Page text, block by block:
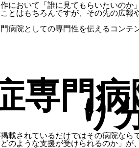
において「誰に見てもらいたいの
とはもちろんですが、その先の広
病院としての専門性を伝えるコン
専門
り
載されているだけではその病院な
のような支援が受けられるのか」